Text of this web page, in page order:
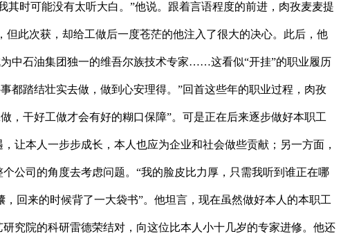
时可能没有太听大白。”他说。跟着言语程度的前进，肉孜麦麦提
此次获，却给工做后一度苍茫的他注入了很大的决心。此后，他
中石油集团独一的维吾尔族技术专家……这看似“开挂”的职业履历
都踏结壮实去做，做到心安理得。”回首这些年的职业过程，肉孜
，干好工做才会有好的糊口保障”。可是正在后来逐步做好本职工
让本人一步步成长，本人也应为企业和社会做些贡献；另一方面，
公司的角度去考虑问题。“我的脸皮比力厚，只需我听到谁正在哪
回来的时候背了一大袋书”。他坦言，现在虽然做好本人的本职工
究院的科研雷德荣结对，向这位比本人小十几岁的专家进修。他还